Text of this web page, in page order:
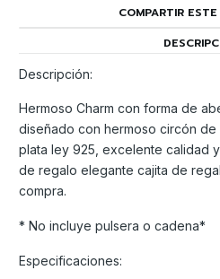
COMPARTIR
Descripción:
Hermoso Charm con forma de
diseñado con hermoso circón
plata ley 925, excelente calidad
de regalo elegante cajita de
compra.
* No incluye pulsera o cadena*
Especificaciones: